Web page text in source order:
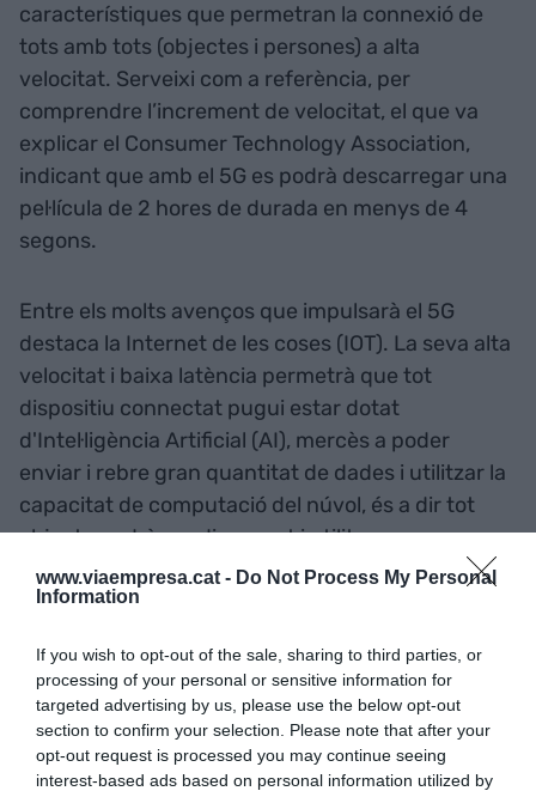
www.viaempresa.cat - Do Not Process My Personal
Information
If you wish to opt-out of the sale, sharing to third parties, or
processing of your personal or sensitive information for
targeted advertising by us, please use the below opt-out
section to confirm your selection. Please note that after your
opt-out request is processed you may continue seeing
interest-based ads based on personal information utilized by
característiques que permetran la connexió de
tots amb tots (objectes i persones) a alta
velocitat. Serveixi com a referència, per
comprendre l’increment de velocitat, el que va
explicar el Consumer Technology Association,
indicant que amb el 5G es podrà descarregar una
pel·lícula de 2 hores de durada en menys de 4
segons.
Entre els molts avenços que impulsarà el 5G
destaca la Internet de les coses (IOT). La seva alta
velocitat i baixa latència permetrà que tot
dispositiu connectat pugui estar dotat
d'Intel·ligència Artificial (AI), mercès a poder
enviar i rebre gran quantitat de dades i utilitzar la
capacitat de computació del núvol, és a dir tot
objecte podrà ser dissenyat i utilitzar-se com
smart product, adquirint capacitat d'interacció
autònoma o telecontrolada de forma eficient i
"El 5G canviarà radicalment
la nostra quotidianitat